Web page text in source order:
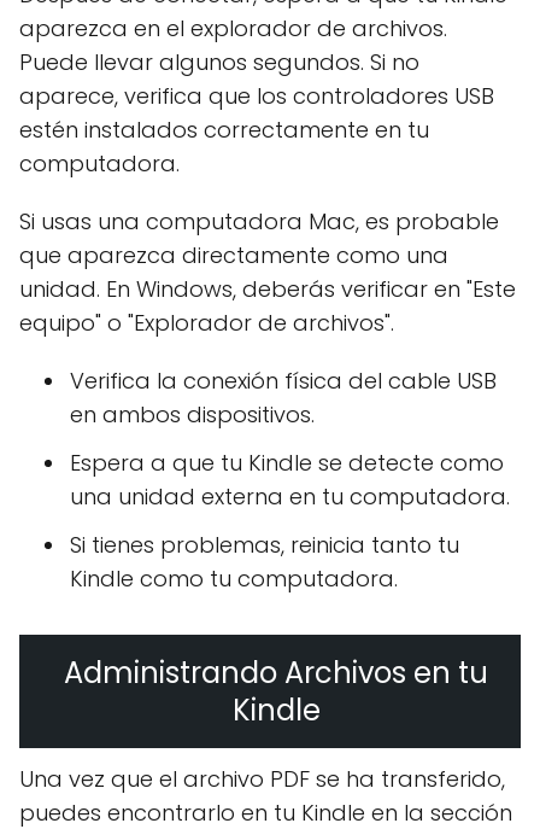
aparezca en el explorador de archivos.
Puede llevar algunos segundos. Si no
aparece, verifica que los controladores USB
estén instalados correctamente en tu
computadora.
Si usas una computadora Mac, es probable
que aparezca directamente como una
unidad. En Windows, deberás verificar en "Este
equipo" o "Explorador de archivos".
Verifica la conexión física del cable USB
en ambos dispositivos.
Espera a que tu Kindle se detecte como
una unidad externa en tu computadora.
Si tienes problemas, reinicia tanto tu
Kindle como tu computadora.
Administrando Archivos en tu
Kindle
Una vez que el archivo PDF se ha transferido,
puedes encontrarlo en tu Kindle en la sección